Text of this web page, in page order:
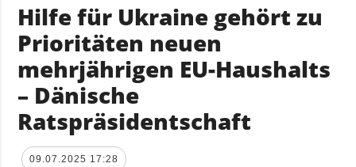
ALLE
RUBRIKEN
Krieg
Wiederaufbau
der Ukraine
Politik
AGENTUR
Über uns
services
Hilfe für Ukraine gehört zu
Prioritäten neuen
mehrjährigen EU-Haushalts
– Dänische
Ratspräsidentschaft
09.07.2025 17:28